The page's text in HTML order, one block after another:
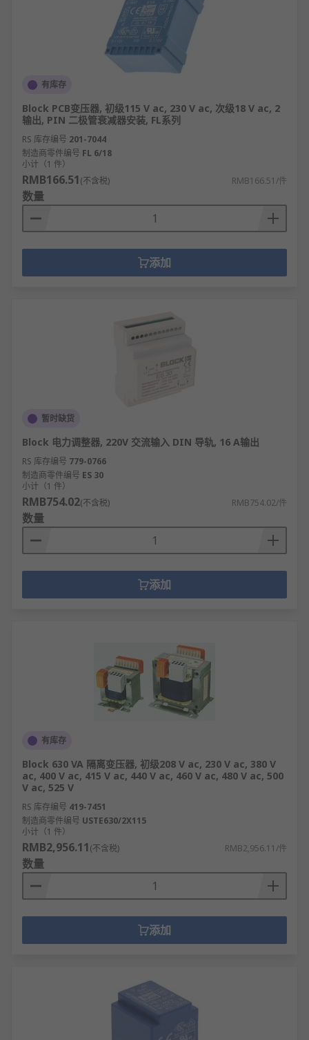
有库存
Block PCB变压器, 初级115 V ac, 230 V ac, 次级18 V ac, 2
输出, PIN 二极管衰减器安装, FL系列
RS 库存编号 201-7044
制造商零件编号 FL 6/18
小计（1 件）
RMB166.51(不含税) RMB166.51/件
数量
添加
暂时缺货
Block 电力调整器, 220V 交流输入 DIN 导轨, 16 A输出
RS 库存编号 779-0766
制造商零件编号 ES 30
小计（1 件）
RMB754.02(不含税) RMB754.02/件
数量
添加
有库存
Block 630 VA 隔离变压器, 初级208 V ac, 230 V ac, 380 V
ac, 400 V ac, 415 V ac, 440 V ac, 460 V ac, 480 V ac, 500
V ac, 525 V
RS 库存编号 419-7451
制造商零件编号 USTE630/2X115
小计（1 件）
RMB2,956.11(不含税) RMB2,956.11/件
数量
添加